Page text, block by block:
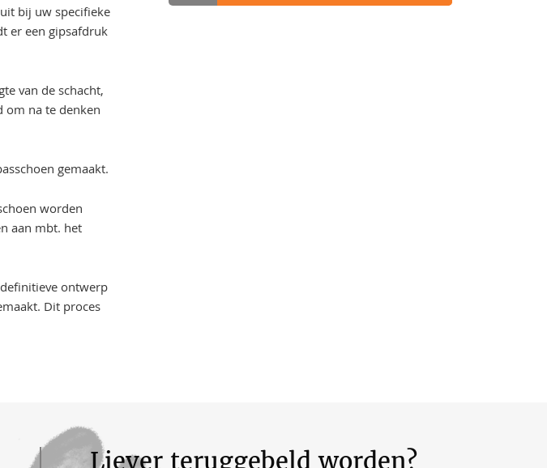
bij uw specifieke
er een gipsafdruk
van de schacht,
na te denken
gemaakt.
worden
aan mbt. het
ontwerp
Dit proces
Liever teruggebeld worden?